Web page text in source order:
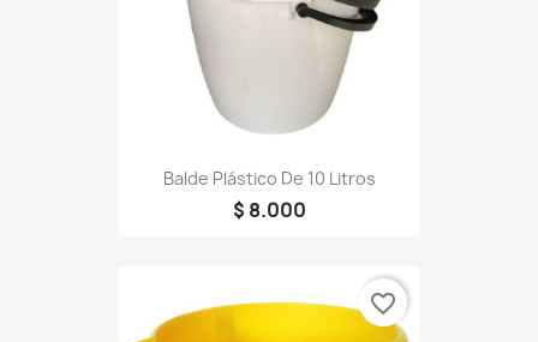
Balde Plástico De 10 Litros
$ 8.000
favorite_border